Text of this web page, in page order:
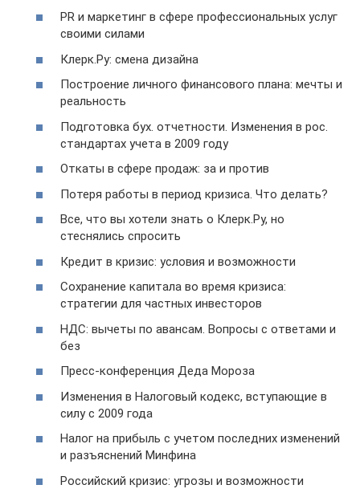
PR и маркетинг в сфере профессиональных услуг
своими силами
Клерк.Ру: смена дизайна
Построение личного финансового плана: мечты и
реальность
Подготовка бух. отчетности. Изменения в рос.
стандартах учета в 2009 году
Откаты в сфере продаж: за и против
Потеря работы в период кризиса. Что делать?
Все, что вы хотели знать о Клерк.Ру, но
стеснялись спросить
Кредит в кризис: условия и возможности
Сохранение капитала во время кризиса:
стратегии для частных инвесторов
НДС: вычеты по авансам. Вопросы с ответами и
без
Пресс-конференция Деда Мороза
Изменения в Налоговый кодекс, вступающие в
силу с 2009 года
Налог на прибыль с учетом последних изменений
и разъяснений Минфина
Российский кризис: угрозы и возможности